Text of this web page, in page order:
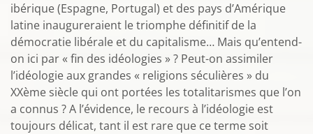
ibérique (Espagne, Portugal) et des pays d’Amérique
latine inaugureraient le triomphe définitif de la
démocratie libérale et du capitalisme… Mais qu’entend-
on ici par « fin des idéologies » ? Peut-on assimiler
l’idéologie aux grandes « religions séculières » du
XXème siècle qui ont portées les totalitarismes que l’on
a connus ? A l’évidence, le recours à l’idéologie est
toujours délicat, tant il est rare que ce terme soit